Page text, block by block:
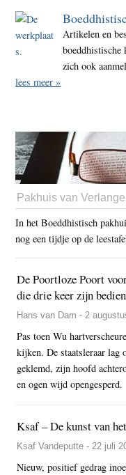
Artikelen en
boeddhistische
zich ook
lees meer »
Pakhuis van
In het Boeddhistisch
nog een tijdje op de
De Poortloze Poort
die drie keer zijn
Hans van Dam - 2
Pas toen Wu
kijken. De staatsleraar lag
geklemd, zijn hoofd
en ogen wijd opengesperd.
Ksaf – De kunst van
Ksaf Vandeputte - 22 juli
Nieuw, positief gedrag